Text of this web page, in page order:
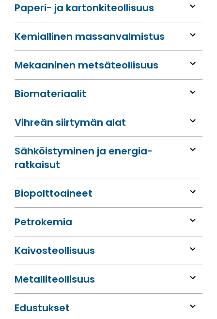
Paperi- ja kartonkiteollisuus
Kemiallinen massan­valmistus
Mekaaninen metsä­teollisuus
Bio­materiaalit
Vihreän siirtymän alat
Sähköis­tyminen ja energia­
ratkaisut
Bio­polttoaineet
Petrokemia
Kaivos­teollisuus
Metalli­teollisuus
Edustukset